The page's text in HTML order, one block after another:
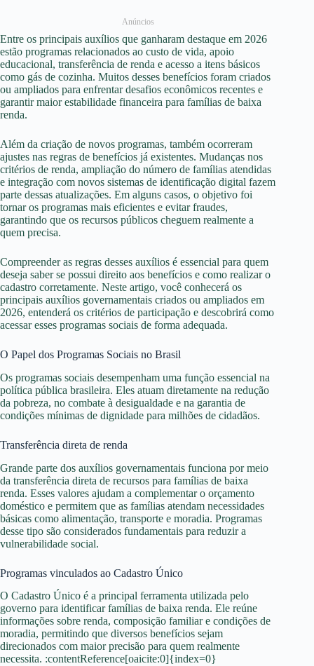
Anúncios
Entre os principais auxílios que ganharam destaque em 2026
estão programas relacionados ao custo de vida, apoio
educacional, transferência de renda e acesso a itens básicos
como gás de cozinha. Muitos desses benefícios foram criados
ou ampliados para enfrentar desafios econômicos recentes e
garantir maior estabilidade financeira para famílias de baixa
renda.
Além da criação de novos programas, também ocorreram
ajustes nas regras de benefícios já existentes. Mudanças nos
critérios de renda, ampliação do número de famílias atendidas
e integração com novos sistemas de identificação digital fazem
parte dessas atualizações. Em alguns casos, o objetivo foi
tornar os programas mais eficientes e evitar fraudes,
garantindo que os recursos públicos cheguem realmente a
quem precisa.
Compreender as regras desses auxílios é essencial para quem
deseja saber se possui direito aos benefícios e como realizar o
cadastro corretamente. Neste artigo, você conhecerá os
principais auxílios governamentais criados ou ampliados em
2026, entenderá os critérios de participação e descobrirá como
acessar esses programas sociais de forma adequada.
O Papel dos Programas Sociais no Brasil
Os programas sociais desempenham uma função essencial na
política pública brasileira. Eles atuam diretamente na redução
da pobreza, no combate à desigualdade e na garantia de
condições mínimas de dignidade para milhões de cidadãos.
Transferência direta de renda
Grande parte dos auxílios governamentais funciona por meio
da transferência direta de recursos para famílias de baixa
renda. Esses valores ajudam a complementar o orçamento
doméstico e permitem que as famílias atendam necessidades
básicas como alimentação, transporte e moradia. Programas
desse tipo são considerados fundamentais para reduzir a
vulnerabilidade social.
Programas vinculados ao Cadastro Único
O Cadastro Único é a principal ferramenta utilizada pelo
governo para identificar famílias de baixa renda. Ele reúne
informações sobre renda, composição familiar e condições de
moradia, permitindo que diversos benefícios sejam
direcionados com maior precisão para quem realmente
necessita. :contentReference[oaicite:0]{index=0}